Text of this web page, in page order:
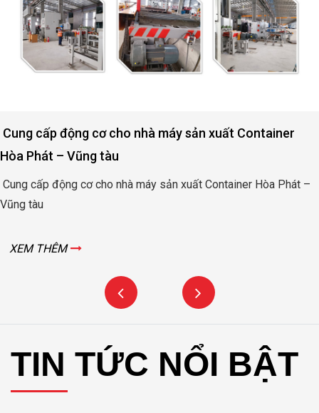
Cung cấp động cơ cho nhà máy sản xuất Container
Hòa Phát – Vũng tàu
Cung cấp động cơ cho nhà máy sản xuất Container Hòa Phát –
Vũng tàu
XEM THÊM
TIN TỨC NỔI BẬT